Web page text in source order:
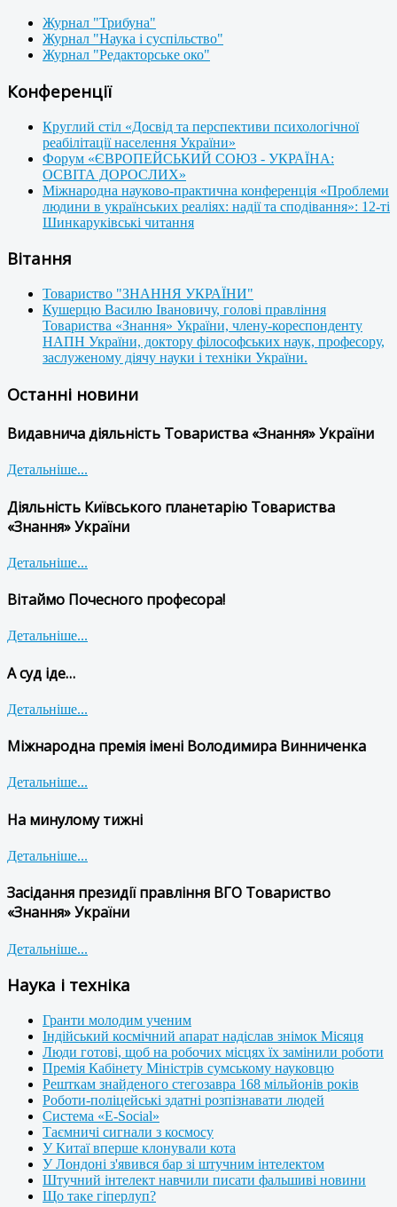
Журнал "Трибуна"
Журнал "Наука і суспільство"
Журнал "Редакторське око"
Конференції
Круглий стіл «Досвід та перспективи психологічної
реабілітації населення України»
Форум «ЄВРОПЕЙСЬКИЙ СОЮЗ - УКРАЇНА:
ОСВІТА ДОРОСЛИХ»
Міжнародна науково-практична конференція «Проблеми
людини в українських реаліях: надії та сподівання»: 12-ті
Шинкаруківські читання
Вітання
Товариство "ЗНАННЯ УКРАЇНИ"
Кушерцю Василю Івановичу, голові правління
Товариства «Знання» України, члену-кореспонденту
НАПН України, доктору філософських наук, професору,
заслуженому діячу науки і техніки України.
Останні новини
Видавнича діяльність Товариства «Знання» України
Детальніше...
Діяльність Київського планетарію Товариства
«Знання» України
Детальніше...
Вітаймо Почесного професора!
Детальніше...
А суд іде…
Детальніше...
Міжнародна премія імені Володимира Винниченка
Детальніше...
На минулому тижні
Детальніше...
Засідання президії правління ВГО Товариство
«Знання» України
Детальніше...
Наука і техніка
Гранти молодим ученим
Індійський космічний апарат надіслав знімок Місяця
Люди готові, щоб на робочих місцях їх замінили роботи
Премія Кабінету Міністрів сумському науковцю
Решткам знайденого стегозавра 168 мільйонів років
Роботи-поліцейські здатні розпізнавати людей
Система «E-Social»
Таємничі сигнали з космосу
У Китаї вперше клонували кота
У Лондоні з'явився бар зі штучним інтелектом
Штучний інтелект навчили писати фальшиві новини
Що таке гіперлуп?